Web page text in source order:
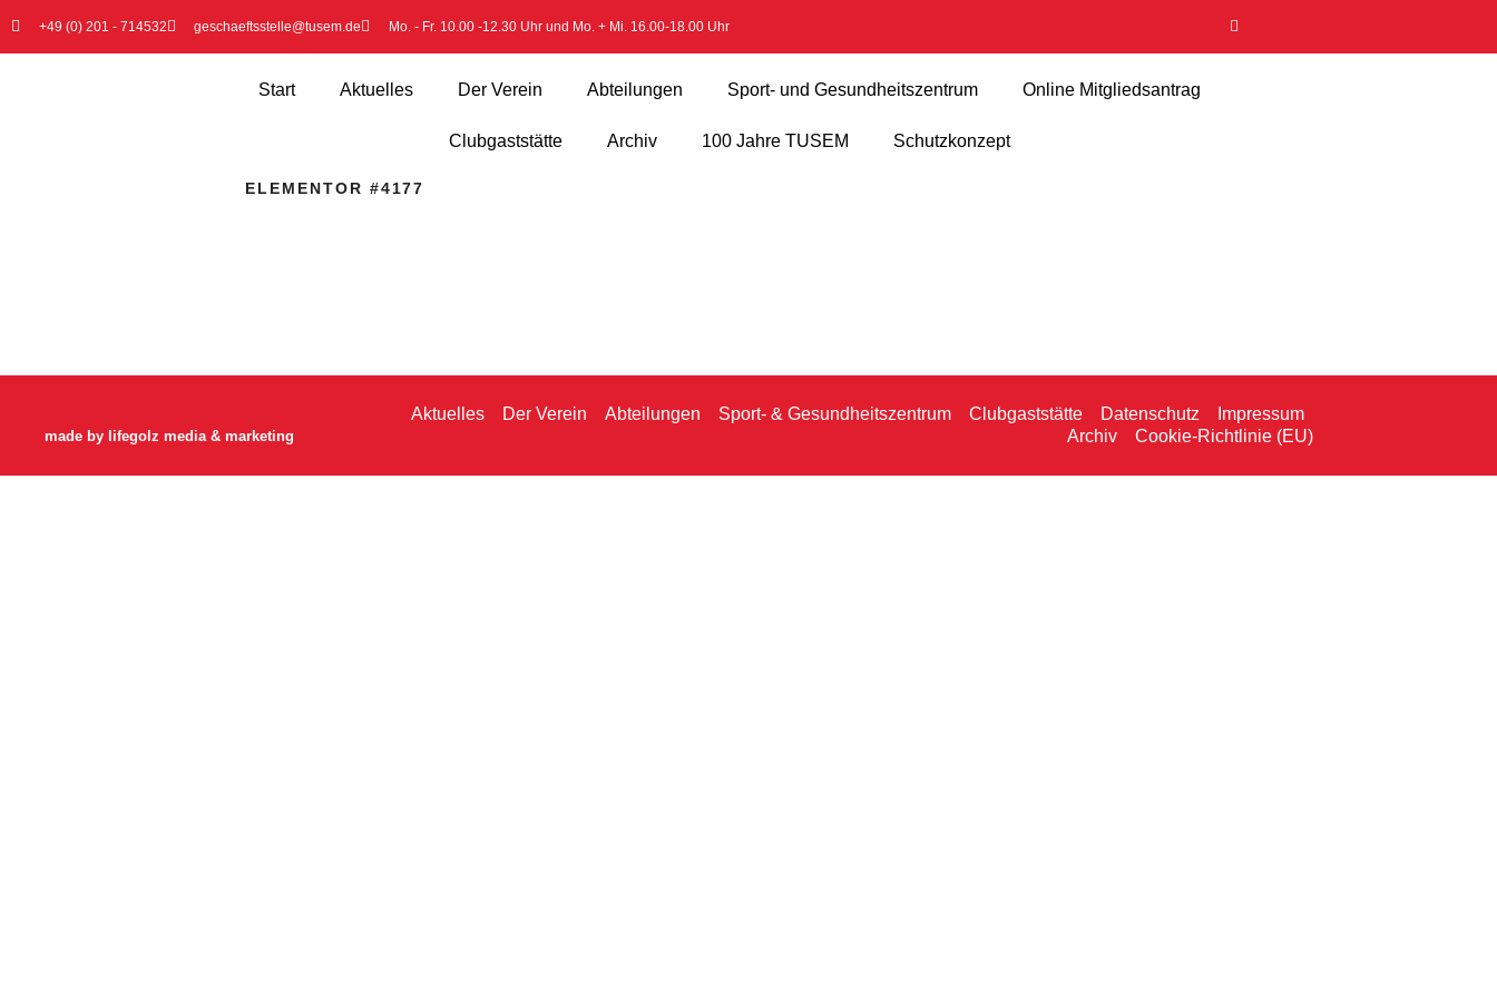
+49 (0) 201 - 714532 geschaeftsstelle@tusem.de Mo. - Fr. 10.00 -12.30 Uhr und Mo. + Mi. 16.00-18.00 Uhr
Start Aktuelles Der Verein Abteilungen Sport- und Gesundheitszentrum Online Mitgliedsantrag
Clubgaststätte Archiv 100 Jahre TUSEM Schutzkonzept
ELEMENTOR #4177
made by lifegolz media & marketing
Aktuelles Der Verein Abteilungen Sport- & Gesundheitszentrum Clubgaststätte Datenschutz
Impressum
Archiv
Cookie-Richtlinie (EU)